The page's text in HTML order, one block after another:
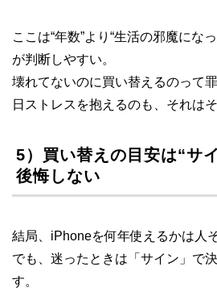
ここは“年数”より“生活の邪魔にな
が判断しやすい。
壊れてないのに買い替えるのって
日ストレスを抱えるのも、それは
5）買い替えの目安は“サ
後悔しない
結局、iPhoneを何年使えるかは人
でも、迷ったときは「サイン」で
す。